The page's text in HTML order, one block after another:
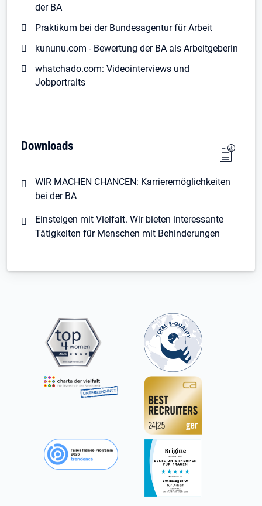
der BA
Praktikum bei der Bundesagentur für Arbeit
kununu.com - Bewertung der BA als Arbeitgeberin
whatchado.com: Videointerviews und
Jobportraits
Downloads
WIR MACHEN CHANCEN: Karrieremöglichkeiten
bei der BA
Einsteigen mit Vielfalt. Wir bieten interessante
Tätigkeiten für Menschen mit Behinderungen